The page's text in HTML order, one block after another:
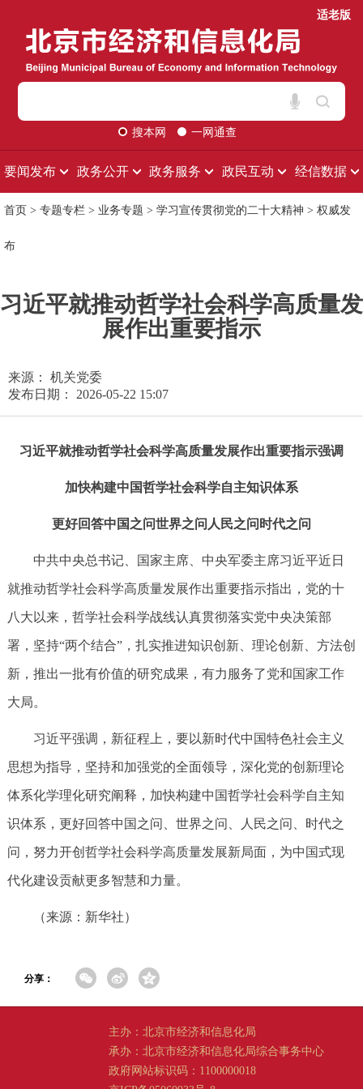
适老版
搜本网 一网通查
要闻发布 政务公开 政务服务 政民互动 经信数据
首页 > 专题专栏 > 业务专题 > 学习宣传贯彻党的二十大精神 > 权威发
布
习近平就推动哲学社会科学高质量发
展作出重要指示
来源： 机关党委
发布日期： 2026-05-22 15:07
习近平就推动哲学社会科学高质量发展作出重要指示强调
加快构建中国哲学社会科学自主知识体系
更好回答中国之问世界之问人民之问时代之问
中共中央总书记、国家主席、中央军委主席习近平近日
就推动哲学社会科学高质量发展作出重要指示指出，党的十
八大以来，哲学社会科学战线认真贯彻落实党中央决策部
署，坚持“两个结合”，扎实推进知识创新、理论创新、方法创
新，推出一批有价值的研究成果，有力服务了党和国家工作
大局。
习近平强调，新征程上，要以新时代中国特色社会主义
思想为指导，坚持和加强党的全面领导，深化党的创新理论
体系化学理化研究阐释，加快构建中国哲学社会科学自主知
识体系，更好回答中国之问、世界之问、人民之问、时代之
问，努力开创哲学社会科学高质量发展新局面，为中国式现
代化建设贡献更多智慧和力量。
（来源：新华社）
分享：
主办：北京市经济和信息化局
承办：北京市经济和信息化局综合事务中心
政府网站标识码：1100000018